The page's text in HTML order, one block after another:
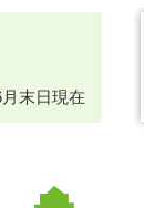
末日現在